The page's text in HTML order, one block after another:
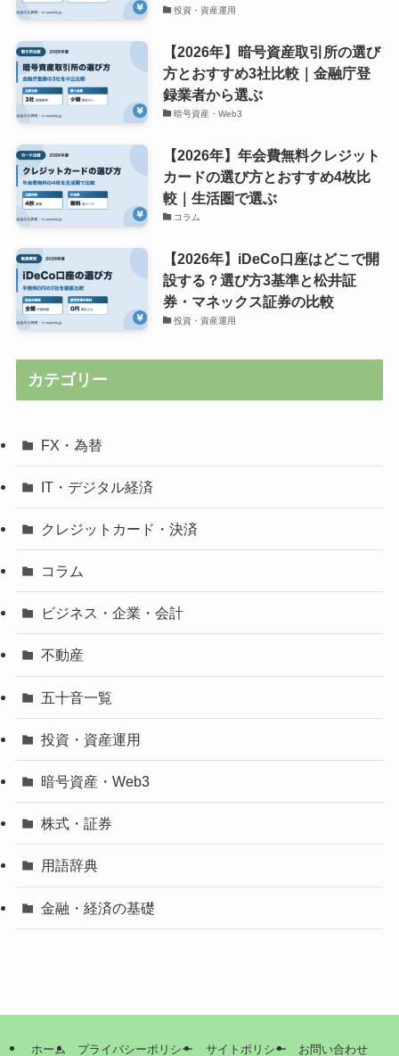
投資・資産運用
【2026年】暗号資産取引所の選び
方とおすすめ3社比較｜金融庁登
録業者から選ぶ
暗号資産・Web3
【2026年】年会費無料クレジット
カードの選び方とおすすめ4枚比
較｜生活圏で選ぶ
コラム
【2026年】iDeCo口座はどこで開
設する？選び方3基準と松井証
券・マネックス証券の比較
投資・資産運用
カテゴリー
FX・為替
IT・デジタル経済
クレジットカード・決済
コラム
ビジネス・企業・会計
不動産
五十音一覧
投資・資産運用
暗号資産・Web3
株式・証券
用語辞典
金融・経済の基礎
ホーム プライバシーポリシー サイトポリシー お問い合わせ